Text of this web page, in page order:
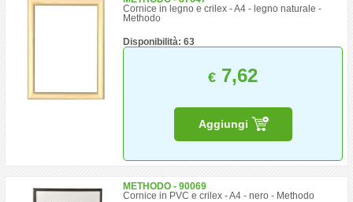
Cornice in legno e crilex - A4 - legno naturale -
Methodo
Disponibilità: 63
€ 7,62
Aggiungi
METHODO - 90069
Cornice in PVC e crilex - A4 - nero - Methodo